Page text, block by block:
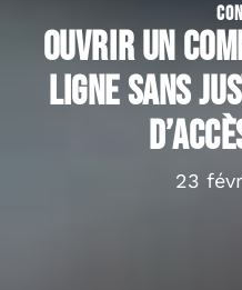
Ouvrir un
ligne sans
23